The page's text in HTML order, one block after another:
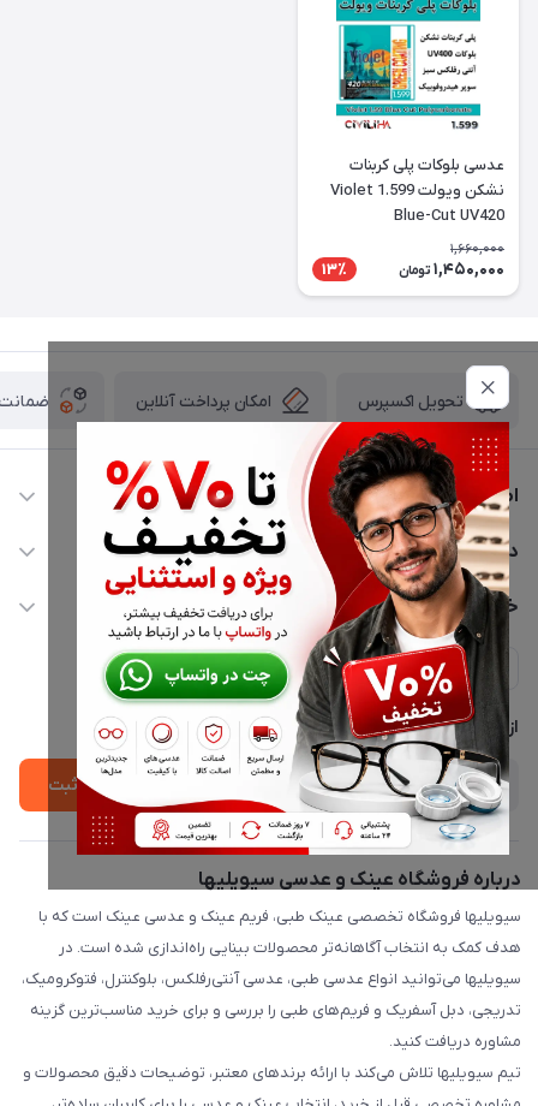
عدسی بلوکات پلی کربنات
نشکن ویولت 1.599 Violet
Blue-Cut UV420
1,660,000
1,450,000 تومان 13٪
تحویل اکسپرس امکان پرداخت آنلاین ضمانت
اطلاعات تماس
02177116909
info@civiliha.com
ارسال فوری در تهران + ارسال به سراسر کشور
دسترسی سریع
حساب کاربری
مجله فروشگاه
لیست محصولات
درباره ما
خدمات مشتریان
حریم خصوصی
پشتیبانی واتساپ 09397003162
از جدید‌ترین تخفیف‌ها با‌ خبر شوید
ثبت
درباره فروشگاه عینک و عدسی سیویلیها
سیویلیها فروشگاه تخصصی عینک طبی، فریم عینک و عدسی عینک است که با
هدف کمک به انتخاب آگاهانه‌تر محصولات بینایی راه‌اندازی شده است. در
سیویلیها می‌توانید انواع عدسی طبی، عدسی آنتی‌رفلکس، بلوکنترل، فتوکرومیک،
تدریجی، دبل آسفریک و فریم‌های طبی را بررسی و برای خرید مناسب‌ترین گزینه
مشاوره دریافت کنید.
تیم سیویلیها تلاش می‌کند با ارائه برندهای معتبر، توضیحات دقیق محصولات و